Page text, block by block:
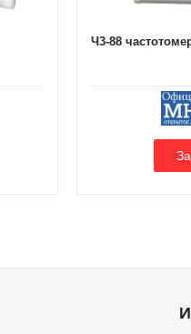
Ч3-88